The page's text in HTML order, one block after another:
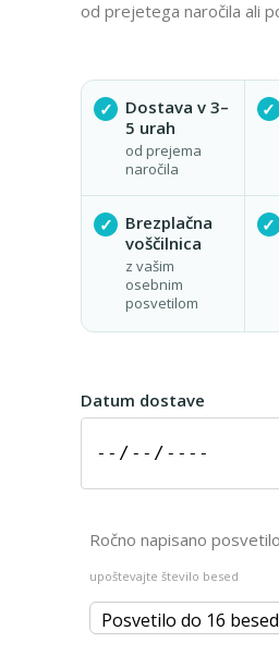
od prejetega naročila ali
Dostava v 3–
5 urah
od prejema
naročila
Brezplačna
voščilnica
z vašim
osebnim
posvetilom
Datum dostave
Ročno napisano posvetilo
upoštevajte število besed